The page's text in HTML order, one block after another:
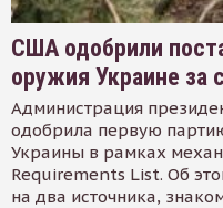
США одобрили
оружия Украине за
Администрация
одобрила первую
Украины в рамках
Requirements List. Об
на два источника,